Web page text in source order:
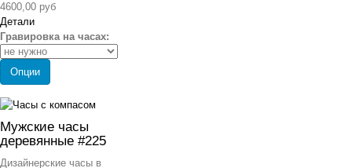
4600,00 руб
Детали
Гравировка на часах:
Опции
Мужские часы
деревянные #225
Дизайнерские часы в